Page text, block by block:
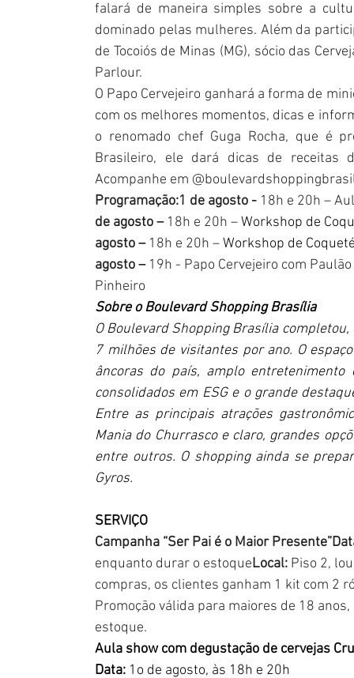
falará de maneira simples sobre a
dominado pelas mulheres. Além da
de Tocoiós de Minas (MG), sócio das
Parlour.
O Papo Cervejeiro ganhará a forma de
com os melhores momentos, dicas e
o renomado chef Guga Rocha, que é
Brasileiro, ele dará dicas de receitas
Acompanhe em
Programação:1 de agosto - 18h e 20h –
de agosto – 18h e 20h – Workshop de
agosto – 18h e 20h – Workshop de
agosto – 19h - Papo Cervejeiro com
Pinheiro
Sobre o Boulevard Shopping Brasília
O Boulevard Shopping Brasília
7 milhões de visitantes por ano. O
âncoras do país, amplo
consolidados em ESG e o grande
Entre as principais atrações
Mania do Churrasco e claro, grandes
entre outros. O shopping ainda se
Gyros.
SERVIÇO
Campanha “Ser Pai é o Maior
enquanto durar o estoqueLocal: Piso 2,
compras, os clientes ganham 1 kit com 2
Promoção válida para maiores de 18
estoque.
Aula show com degustação de cervejas
Data: 1o de agosto, às 18h e 20h